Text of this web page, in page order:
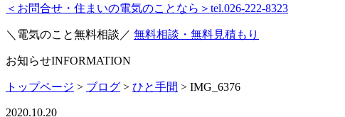
＜お問合せ・住まいの電気のことなら＞ tel.026-222-8323
＼電気のこと無料相談／ 無料相談・無料見積もり
お知らせINFORMATION
トップページ > ブログ > ひと手間 > IMG_6376
2020.10.20